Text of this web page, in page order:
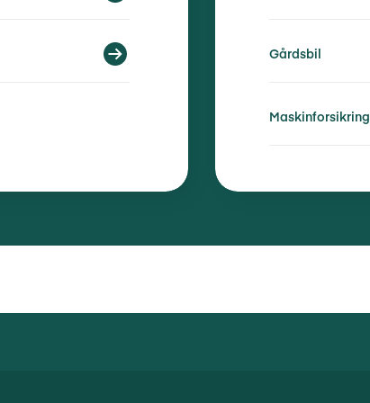
Gårdsbil
Maskinforsikring